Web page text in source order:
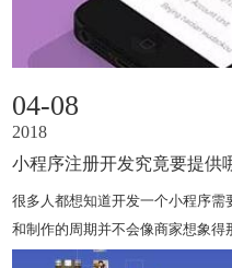
04-08
2018
小程序注册开发究竟要提供
很多人都想知道开发一个小程序
和制作的周期并不会像商家想象
营销执照、法人身份材料、手机